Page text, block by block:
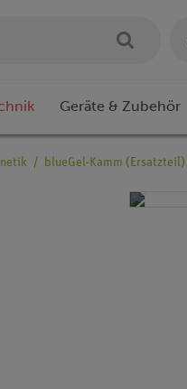
Geräte & Zubehör
blueGel-Kamm (Ersatzteil)